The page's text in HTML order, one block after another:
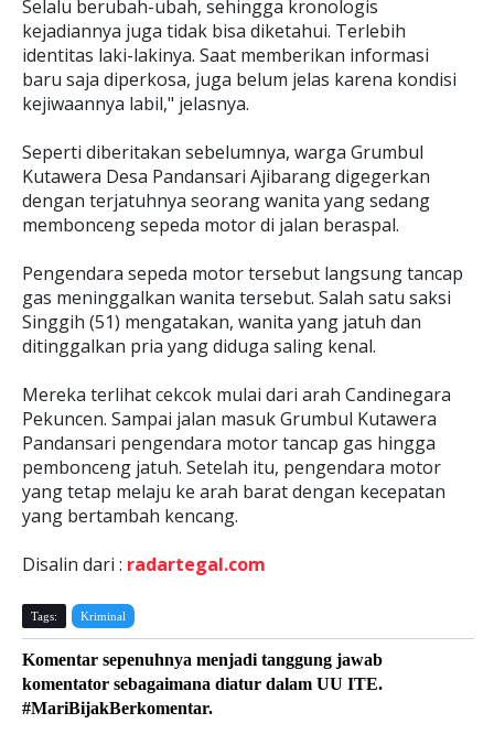
Selalu berubah-ubah, sehingga kronologis
kejadiannya juga tidak bisa diketahui. Terlebih
identitas laki-lakinya. Saat memberikan informasi
baru saja diperkosa, juga belum jelas karena kondisi
kejiwaannya labil," jelasnya.
Seperti diberitakan sebelumnya, warga Grumbul
Kutawera Desa Pandansari Ajibarang digegerkan
dengan terjatuhnya seorang wanita yang sedang
membonceng sepeda motor di jalan beraspal.
Pengendara sepeda motor tersebut langsung tancap
gas meninggalkan wanita tersebut. Salah satu saksi
Singgih (51) mengatakan, wanita yang jatuh dan
ditinggalkan pria yang diduga saling kenal.
Mereka terlihat cekcok mulai dari arah Candinegara
Pekuncen. Sampai jalan masuk Grumbul Kutawera
Pandansari pengendara motor tancap gas hingga
pembonceng jatuh. Setelah itu, pengendara motor
yang tetap melaju ke arah barat dengan kecepatan
yang bertambah kencang.
Disalin dari : radartegal.com
Tags: Kriminal
Komentar sepenuhnya menjadi tanggung jawab
komentator sebagaimana diatur dalam UU ITE.
#MariBijakBerkomentar.